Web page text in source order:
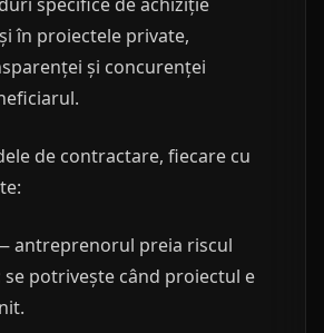
în proiectele private,
și concurenței
de contractare, fiecare cu
antreprenorul preia riscul
se potrivește când proiectul e